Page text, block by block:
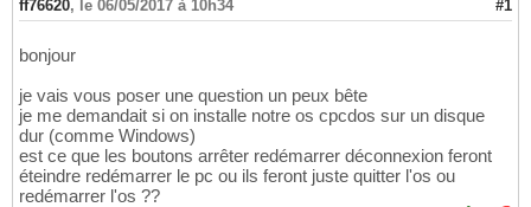
ff76620, le 06/05/2017 à 10h34 #1
bonjour
je vais vous poser une question un peux bête
je me demandait si on installe notre os cpcdos sur un disque
dur (comme Windows)
est ce que les boutons arrêter redémarrer déconnexion feront
éteindre redémarrer le pc ou ils feront juste quitter l'os ou
redémarrer l'os ??